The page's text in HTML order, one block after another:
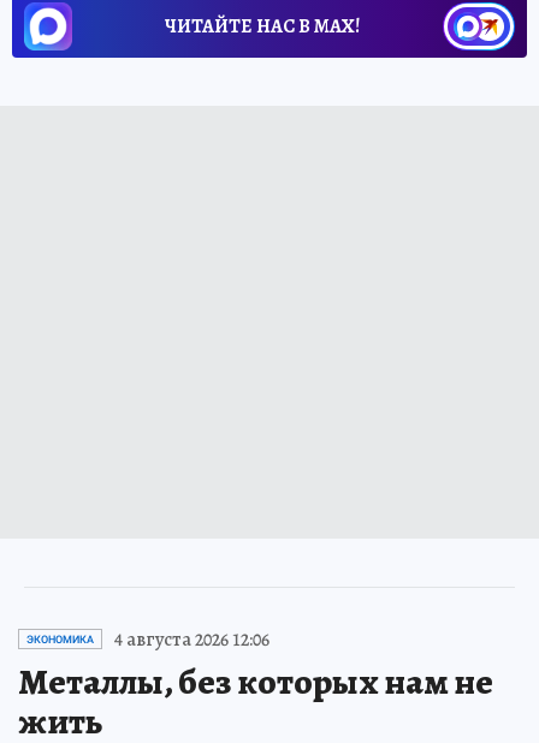
ЧИТАЙТЕ НАС В МАХ!
ЭКОНОМИКА 4 августа 2026 12:06
Металлы, без которых нам не
жить